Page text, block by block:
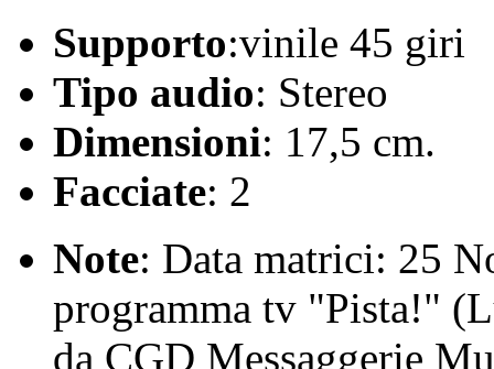
Supporto:vinile 45 giri
Tipo audio: Stereo
Dimensioni: 17,5 cm.
Facciate: 2
Note: Data matrici: 25
programma tv "Pista!"
da CGD Messaggerie